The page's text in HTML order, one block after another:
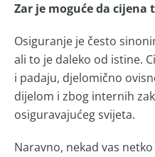
Zar je moguće da cijena
Osiguranje je često
ali to je daleko od istine.
i padaju, djelomično
dijelom i zbog internih
osiguravajućeg svijeta.
Naravno, nekad vas